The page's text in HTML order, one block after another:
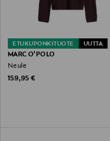
ETUKUPONKITUOTE UUTTA
MARC O'POLO
Neule
Original Price
159,95 €